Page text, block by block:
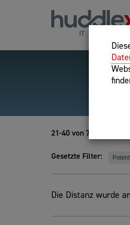
21-40 von 78
Gesetzte Filter:
Die Distanz wurde